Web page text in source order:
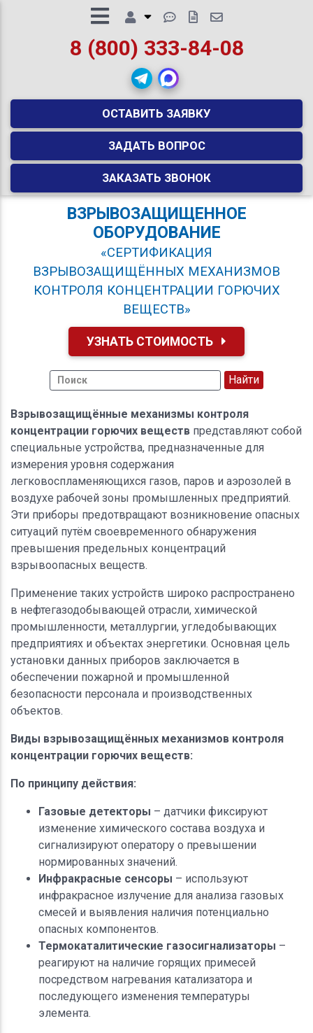
8 (800) 333-84-08
ОСТАВИТЬ ЗАЯВКУ
ЗАДАТЬ ВОПРОС
ЗАКАЗАТЬ ЗВОНОК
ВЗРЫВОЗАЩИЩЕННОЕ
ОБОРУДОВАНИЕ
«СЕРТИФИКАЦИЯ
ВЗРЫВОЗАЩИЩЁННЫХ МЕХАНИЗМОВ
КОНТРОЛЯ КОНЦЕНТРАЦИИ ГОРЮЧИХ
ВЕЩЕСТВ»
УЗНАТЬ СТОИМОСТЬ
Взрывозащищённые механизмы контроля
концентрации горючих веществ представляют собой
специальные устройства, предназначенные для
измерения уровня содержания
легковоспламеняющихся газов, паров и аэрозолей в
воздухе рабочей зоны промышленных предприятий.
Эти приборы предотвращают возникновение опасных
ситуаций путём своевременного обнаружения
превышения предельных концентраций
взрывоопасных веществ.
Применение таких устройств широко распространено
в нефтегазодобывающей отрасли, химической
промышленности, металлургии, угледобывающих
предприятиях и объектах энергетики. Основная цель
установки данных приборов заключается в
обеспечении пожарной и промышленной
безопасности персонала и производственных
объектов.
Виды взрывозащищённых механизмов контроля
концентрации горючих веществ:
По принципу действия:
Газовые детекторы – датчики фиксируют
изменение химического состава воздуха и
сигнализируют оператору о превышении
нормированных значений.
Инфракрасные сенсоры – используют
инфракрасное излучение для анализа газовых
смесей и выявления наличия потенциально
опасных компонентов.
Термокаталитические газосигнализаторы –
реагируют на наличие горящих примесей
посредством нагревания катализатора и
последующего изменения температуры
элемента.